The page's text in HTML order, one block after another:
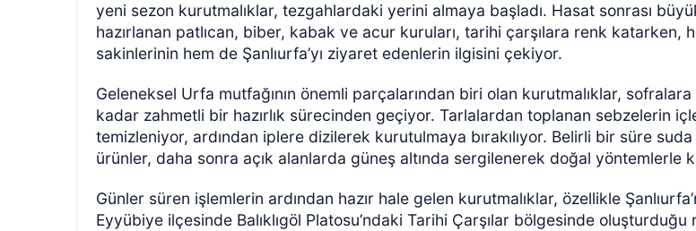
yeni sezon kurutmalıklar, tezgahlardaki yerini almaya başladı. Hasat sonrası
hazırlanan patlıcan, biber, kabak ve acur kuruları, tarihi çarşılara renk katarken,
sakinlerinin hem de Şanlıurfa’yı ziyaret edenlerin ilgisini çekiyor.
Geleneksel Urfa mutfağının önemli parçalarından biri olan kurutmalıklar, sofralara
kadar zahmetli bir hazırlık sürecinden geçiyor. Tarlalardan toplanan sebzelerin
temizleniyor, ardından iplere dizilerek kurutulmaya bırakılıyor. Belirli bir süre
ürünler, daha sonra açık alanlarda güneş altında sergilenerek doğal yöntemlerle
Günler süren işlemlerin ardından hazır hale gelen kurutmalıklar, özellikle
Eyyübiye ilçesinde Balıklıgöl Platosu’ndaki Tarihi Çarşılar bölgesinde oluşturduğu